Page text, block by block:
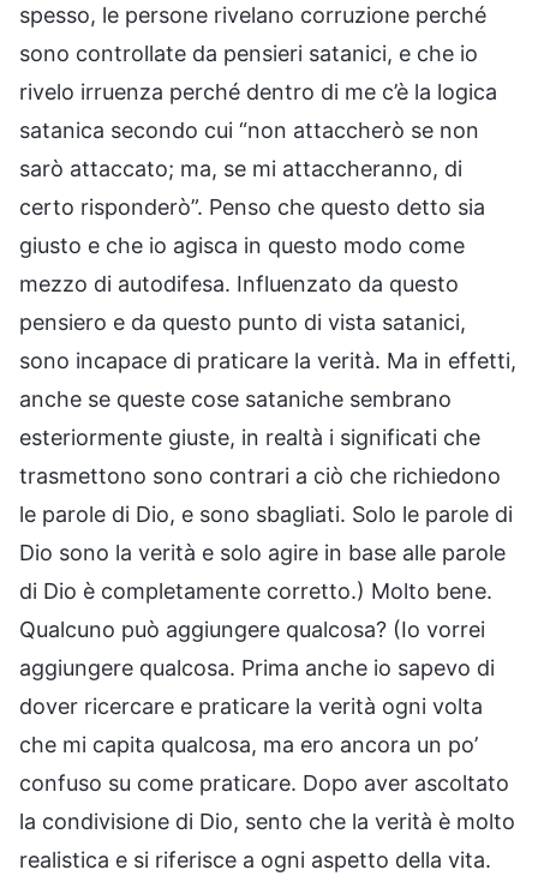
spesso, le persone rivelano corruzione perché
sono controllate da pensieri satanici, e che io
rivelo irruenza perché dentro di me c’è la logica
satanica secondo cui “non attaccherò se non
sarò attaccato; ma, se mi attaccheranno, di
certo risponderò”. Penso che questo detto sia
giusto e che io agisca in questo modo come
mezzo di autodifesa. Influenzato da questo
pensiero e da questo punto di vista satanici,
sono incapace di praticare la verità. Ma in effetti,
anche se queste cose sataniche sembrano
esteriormente giuste, in realtà i significati che
trasmettono sono contrari a ciò che richiedono
le parole di Dio, e sono sbagliati. Solo le parole di
Dio sono la verità e solo agire in base alle parole
di Dio è completamente corretto.) Molto bene.
Qualcuno può aggiungere qualcosa? (Io vorrei
aggiungere qualcosa. Prima anche io sapevo di
dover ricercare e praticare la verità ogni volta
che mi capita qualcosa, ma ero ancora un po’
confuso su come praticare. Dopo aver ascoltato
la condivisione di Dio, sento che la verità è molto
realistica e si riferisce a ogni aspetto della vita.